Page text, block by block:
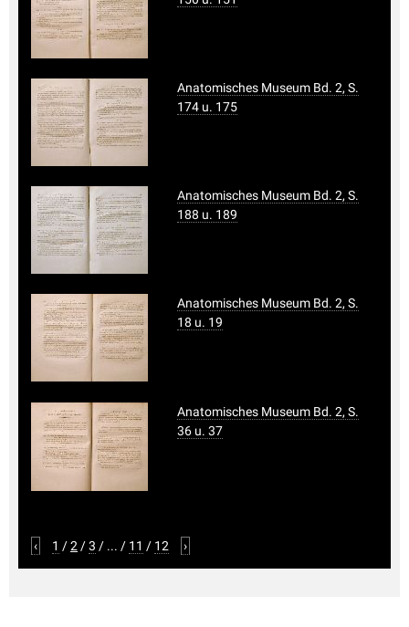
Anatomisches Museum Bd. 2, S.
174 u. 175
Anatomisches Museum Bd. 2, S.
188 u. 189
Anatomisches Museum Bd. 2, S.
18 u. 19
Anatomisches Museum Bd. 2, S.
36 u. 37
‹ 1 /2 /3 / ... / 11 / 12 ›